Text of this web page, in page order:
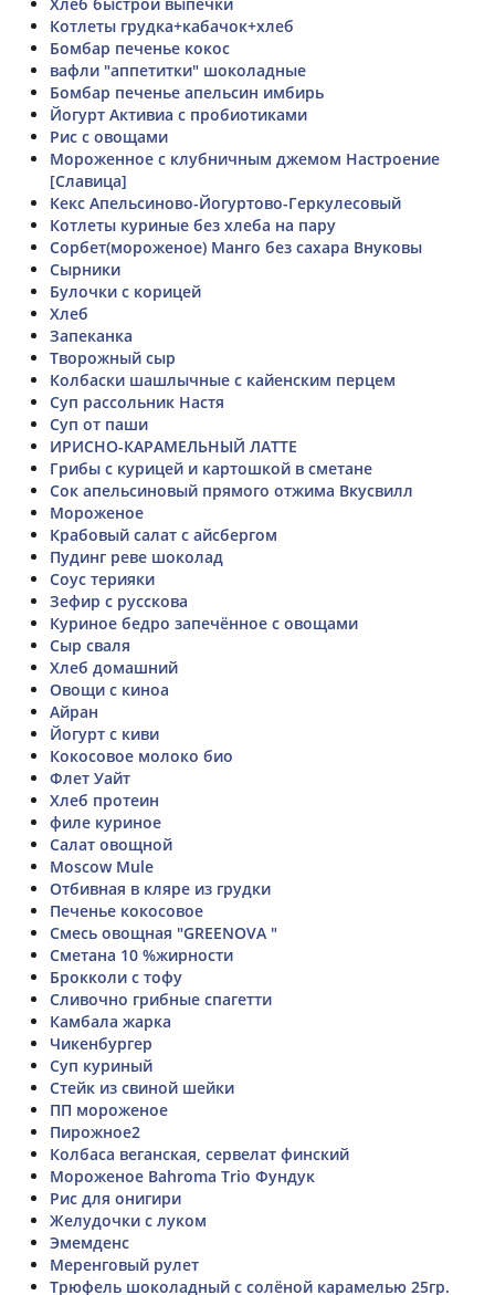
Котлеты грудка+кабачок+хлеб
Бомбар печенье кокос
вафли "аппетитки" шоколадные
Бомбар печенье апельсин имбирь
Йогурт Активиа с пробиотиками
Рис с овощами
Мороженное с клубничным джемом Настроение
[Славица]
Кекс Апельсиново-Йогуртово-Геркулесовый
Котлеты куриные без хлеба на пару
Сорбет(мороженое) Манго без сахара Внуковы
Сырники
Булочки с корицей
Хлеб
Запеканка
Творожный сыр
Колбаски шашлычные с кайенским перцем
Суп рассольник Настя
Суп от паши
ИРИСНО-КАРАМЕЛЬНЫЙ ЛАТТЕ
Грибы с курицей и картошкой в сметане
Сок апельсиновый прямого отжима Вкусвилл
Мороженое
Крабовый салат с айсбергом
Пудинг реве шоколад
Соус терияки
Зефир с русскова
Куриное бедро запечённое с овощами
Сыр сваля
Хлеб домашний
Овощи с киноа
Айран
Йогурт с киви
Кокосовое молоко био
Флет Уайт
Хлеб протеин
филе куриное
Салат овощной
Moscow Mule
Отбивная в кляре из грудки
Печенье кокосовое
Смесь овощная "GREENOVA "
Сметана 10 %жирности
Брокколи с тофу
Сливочно грибные спагетти
Камбала жарка
Чикенбургер
Суп куриный
Стейк из свиной шейки
ПП мороженое
Пирожное2
Колбаса веганская, сервелат финский
Мороженое Bahroma Trio Фундук
Рис для онигири
Желудочки с луком
Эмемденс
Меренговый рулет
Трюфель шоколадный с солёной карамелью 25гр.